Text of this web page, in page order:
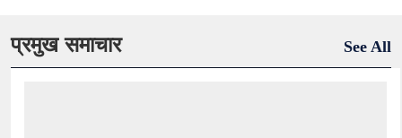
प्रमुख समाचार See All